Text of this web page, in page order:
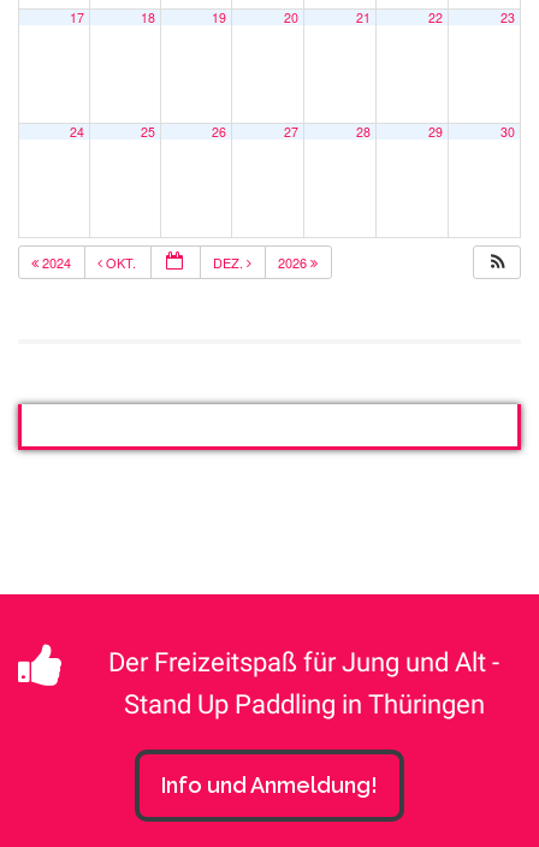
17 18 19 20 21 22 23
24 25 26 27 28 29 30
2024 OKT. DEZ. 2026
Der Freizeitspaß für Jung und Alt -
Stand Up Paddling in Thüringen
Info und Anmeldung!